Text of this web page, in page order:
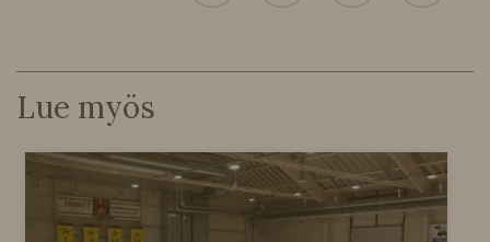
Lue myös